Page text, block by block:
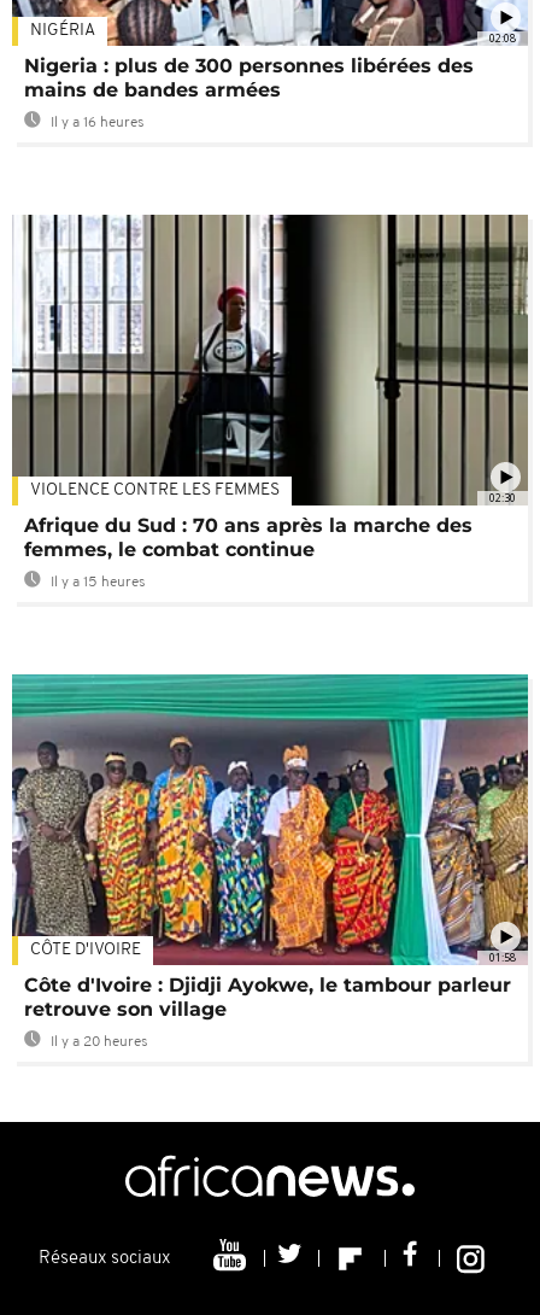
02:08
NIGÉRIA
Nigeria : plus de 300 personnes libérées des
mains de bandes armées
Il y a 16 heures
02:30
VIOLENCE CONTRE LES FEMMES
Afrique du Sud : 70 ans après la marche des
femmes, le combat continue
Il y a 15 heures
01:58
CÔTE D'IVOIRE
Côte d'Ivoire : Djidji Ayokwe, le tambour parleur
retrouve son village
Il y a 20 heures
Réseaux sociaux